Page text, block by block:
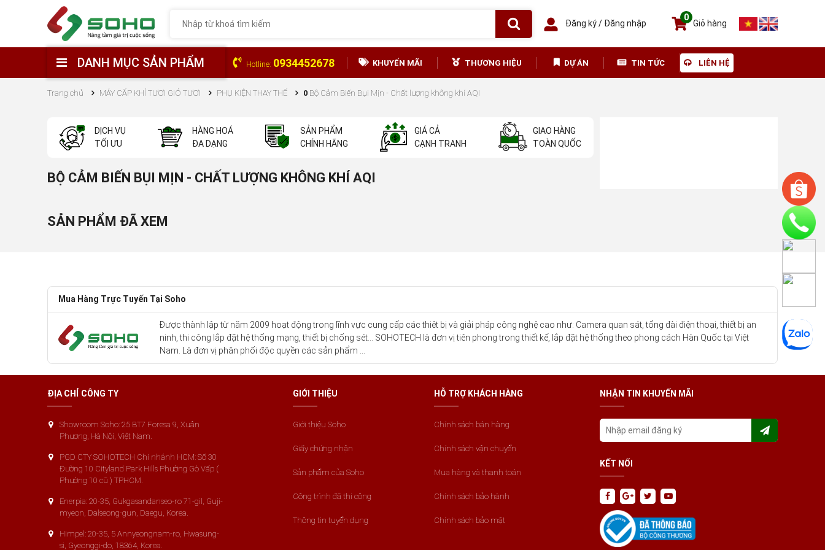
Đăng ký/ Đăng nhập
0
Giỏ hàng
DANH MỤC SẢN PHẨM Hotline: 0934452678 KHUYẾN MÃI THƯƠNG HIỆU DỰ ÁN TIN TỨC LIÊN HỆ
Trang chủ MÁY CẤP KHÍ TƯƠI GIÓ TƯƠI PHỤ KIỆN THAY THẾ 0 Bộ Cảm Biến Bụi Mịn - Chất lượng không khí AQI
DỊCH VỤ
TỐI ƯU
HÀNG HOÁ
ĐA DẠNG
SẢN PHẨM
CHÍNH HÃNG
GIÁ CẢ
CẠNH TRANH
GIAO HÀNG
TOÀN QUỐC
BỘ CẢM BIẾN BỤI MỊN - CHẤT LƯỢNG KHÔNG KHÍ AQI
SẢN PHẨM ĐÃ XEM
Mua Hàng Trực Tuyến Tại Soho
Được thành lập từ năm 2009 hoạt động trong lĩnh vực cung cấp các thiêt bị và giải pháp công nghệ cao như: Camera quan sát, tổng đài điện thoại, thiết bị an
ninh, thi công lắp đặt hệ thống mạng, thiết bị chống sét… SOHOTECH là đơn vị tiên phong trong thiết kế, lắp đặt hệ thống theo phong cách Hàn Quốc tại Việt
Nam. Là đơn vị phân phối độc quyền các sản phẩm ...
ĐỊA CHỈ CÔNG TY
Showroom Soho: 25 BT7 Foresa 9, Xuân
Phương, Hà Nội, Việt Nam.
PGD CTY SOHOTECH Chi nhánh HCM: Số 30
Đường 10 Cityland Park Hills Phường Gò Vấp (
Phường 10 cũ ) TPHCM.
Enerpia: 20-35, Gukgasandanseo-ro 71-gil, Guji-
myeon, Dalseong-gun, Daegu, Korea.
Himpel: 20-35, 5 Annyeongnam-ro, Hwasung-
si, Gyeonggi-do, 18364, Korea.
GIỚI THIỆU
Giới thiệu Soho
Giấy chứng nhận
Sản phẩm của Soho
Công trình đã thi công
Thông tin tuyển dụng
HỖ TRỢ KHÁCH HÀNG
Chính sách bán hàng
Chính sách vận chuyển
Mua hàng và thanh toán
Chính sách bảo hành
Chính sách bảo mật
NHẬN TIN KHUYẾN MÃI
KẾT NỐI